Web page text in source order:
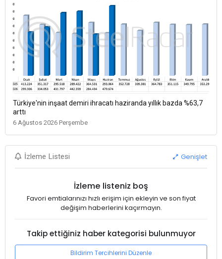
Türkiye'nin inşaat demiri ihracatı haziranda yıllık bazda %63,7
arttı
6 Ağustos 2026 Perşembe
İzleme Listesi Genişlet
İzleme listeniz boş
Favori emtialarınızı hızlı erişim için ekleyin ve son fiyat
değişim haberlerini kaçırmayın.
Takip ettiğiniz haber kategorisi bulunmuyor
Bildirim Tercihlerini Düzenle